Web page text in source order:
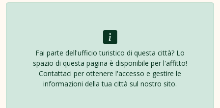
Fai parte dell'ufficio turistico di questa città? Lo
spazio di questa pagina è disponibile per l'affitto!
Contattaci per ottenere l'accesso e gestire le
informazioni della tua città sul nostro sito.